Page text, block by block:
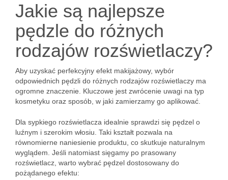
Jakie są najlepsze
pędzle do różnych
rodzajów rozświetlaczy?
Aby uzyskać perfekcyjny efekt makijażowy, wybór
odpowiednich pędzli do różnych rodzajów rozświetlaczy ma
ogromne znaczenie. Kluczowe jest zwrócenie uwagi na typ
kosmetyku oraz sposób, w jaki zamierzamy go aplikować.
Dla sypkiego rozświetlacza idealnie sprawdzi się pędzel o
luźnym i szerokim włosiu. Taki kształt pozwala na
równomierne naniesienie produktu, co skutkuje naturalnym
wyglądem. Jeśli natomiast sięgamy po prasowany
rozświetlacz, warto wybrać pędzel dostosowany do
pożądanego efektu: